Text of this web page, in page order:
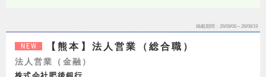
掲載期間 26/08/06～26/08/19
NEW 【熊本】法人営業（総合職）
法人営業（金融）